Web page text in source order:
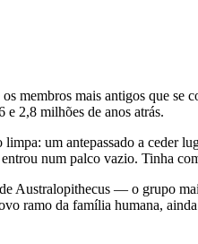
membros mais antigos que se
e 2,8 milhões de anos atrás.
um antepassado a ceder
num palco vazio. Tinha
Australopithecus — o grupo
ramo da família humana,